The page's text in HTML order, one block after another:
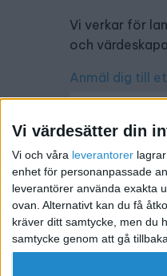
Vi värdesätter din
Vi och våra leverantorer
enhet för personanpassade
leverantörer använda exakta
ovan. Alternativt kan du få
kräver ditt samtycke, men du
samtycke genom att gå
Vi verkar för
och
Anmäl dig till
Har
@ 2026